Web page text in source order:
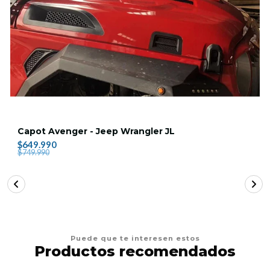
Capot Avenger - Jeep Wrangler JL
$649.990
$749.990
Puede que te interesen estos
Productos recomendados